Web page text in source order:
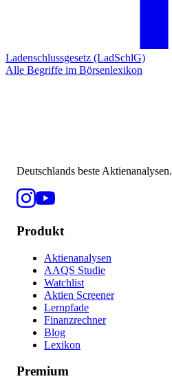
Ladenschlussgesetz (LadSchlG)
Alle Begriffe im Börsenlexikon
Deutschlands beste Aktienanalysen.
Produkt
Aktienanalysen
AAQS Studie
Watchlist
Aktien Screener
Lernpfade
Finanzrechner
Blog
Lexikon
Premium